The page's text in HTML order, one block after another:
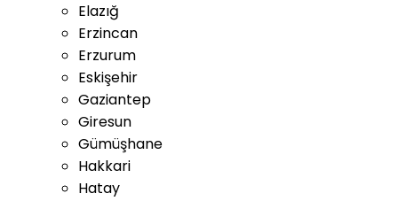
Elazığ
Erzincan
Erzurum
Eskişehir
Gaziantep
Giresun
Gümüşhane
Hakkari
Hatay